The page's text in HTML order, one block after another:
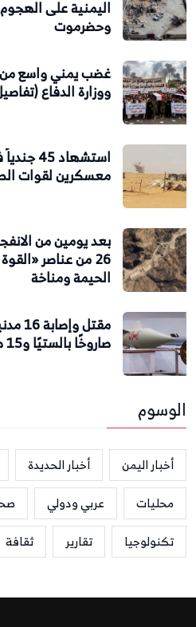
اليمنية على
وحضرموت
غضب يمني واسع
ووزارة الدفاع
معسكرين لقوات
بعد يومين من
26 من عناصر
الحيمة ومناخة
صاروخًا بالستيًا و15 طائرة مسيرة على مأرب
الوسوم
أخبار اليمن أخبار الحديدة
محليات
عربي ودولي
تكنولوجيا
تقارير ثقافة